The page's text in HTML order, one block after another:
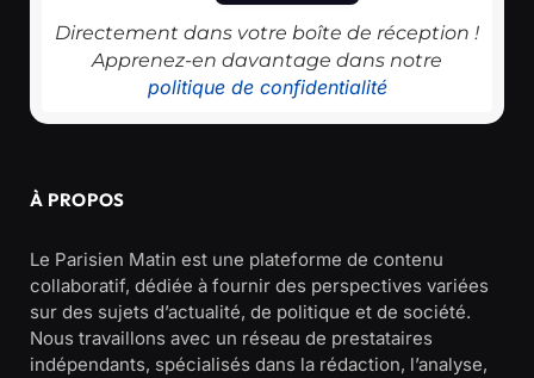
Directement dans votre boîte de réception !
Apprenez-en davantage dans notre
politique de confidentialité
À PROPOS
Le Parisien Matin est une plateforme de contenu
collaboratif, dédiée à fournir des perspectives variées
sur des sujets d’actualité, de politique et de société.
Nous travaillons avec un réseau de prestataires
indépendants, spécialisés dans la rédaction, l’analyse,